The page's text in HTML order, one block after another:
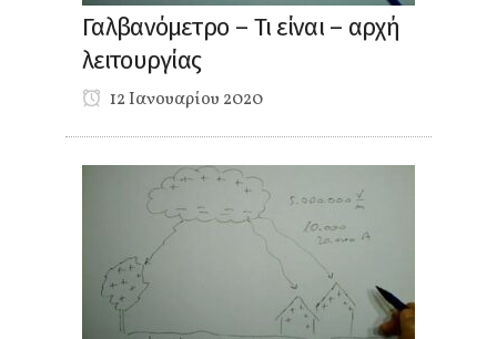
Γαλβανόμετρο – Τι είναι – αρχή
λειτουργίας
12 Ιανουαρίου 2020